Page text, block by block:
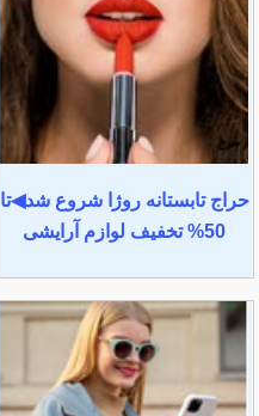
حراج تابستانه روژا شروع شد◀تا
50% تخفیف لوازم آرایشی